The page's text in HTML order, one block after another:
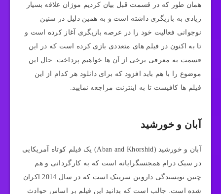
همان طور که در قسمت قبل بیان کردیم موژان علاقه بسیار
زیادی به بازیگری داشته است و به همین دلیل در سنین
نوجوانی فعالیت خود را در عرصه بازیگری آغاز کرده است و
تا به اکنون در فیلم‌ های متعددی بازی کرده است که در این
قسمت به معرفی برخی از آن ها خواهیم پرداخت. حال این
موضوع را با هم باید افزود که برای دانلود هر کدام از این
فیلم ها کافیست تا به اینترنت مراجعه نمایید.
آبان و خورشید
آبان و خورشید (Aban and Khorshid) یک فیلم کوتاه آمریکایی
در سبک درام همجنسگرایانه است که به کارگردانی و هم
چنین نویسندگی داروین سرینک است که در سال 2014 اکران
شده است. جالب است که بدانید این فیلم بر اساس حوادث